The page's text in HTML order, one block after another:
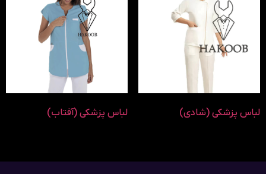
لباس پزشکی (شادی) لباس پزشکی (آفتاب)